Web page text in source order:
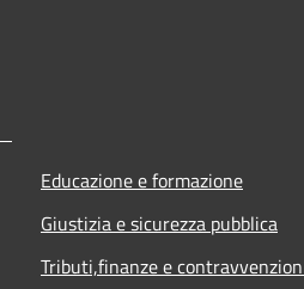
Educazione e formazione
Giustizia e sicurezza pubblica
Tributi,finanze e